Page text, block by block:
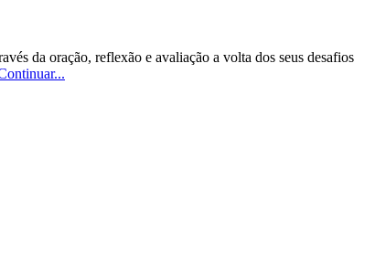
da oração, reflexão e avaliação a volta dos seus desafios